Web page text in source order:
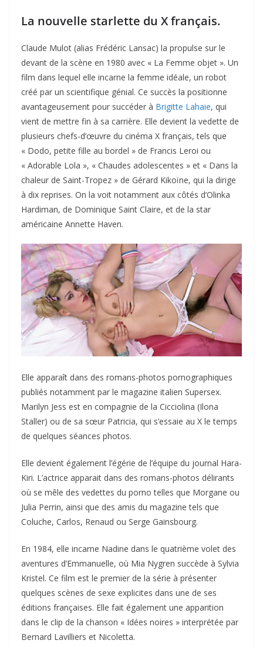
La nouvelle starlette du X français.
Claude Mulot (alias Frédéric Lansac) la propulse sur le
devant de la scène en 1980 avec « La Femme objet ». Un
film dans lequel elle incarne la femme idéale, un robot
créé par un scientifique génial. Ce succès la positionne
avantageusement pour succéder à Brigitte Lahaie, qui
vient de mettre fin à sa carrière. Elle devient la vedette de
plusieurs chefs-d’œuvre du cinéma X français, tels que
« Dodo, petite fille au bordel » de Francis Leroi ou
« Adorable Lola », « Chaudes adolescentes » et « Dans la
chaleur de Saint-Tropez » de Gérard Kikoïne, qui la dirige
à dix reprises. On la voit notamment aux côtés d’Olinka
Hardiman, de Dominique Saint Claire, et de la star
américaine Annette Haven.
Elle apparaît dans des romans-photos pornographiques
publiés notamment par le magazine italien Supersex.
Marilyn Jess est en compagnie de la Cicciolina (Ilona
Staller) ou de sa sœur Patricia, qui s’essaie au X le temps
de quelques séances photos.
Elle devient également l’égérie de l’équipe du journal Hara-
Kiri. L’actrice apparait dans des romans-photos délirants
où se mêle des vedettes du porno telles que Morgane ou
Julia Perrin, ainsi que des amis du magazine tels que
Coluche, Carlos, Renaud ou Serge Gainsbourg.
En 1984, elle incarne Nadine dans le quatrième volet des
aventures d’Emmanuelle, où Mia Nygren succède à Sylvia
Kristel. Ce film est le premier de la série à présenter
quelques scènes de sexe explicites dans une de ses
éditions françaises. Elle fait également une apparition
dans le clip de la chanson « Idées noires » interprétée par
Bernard Lavilliers et Nicoletta.